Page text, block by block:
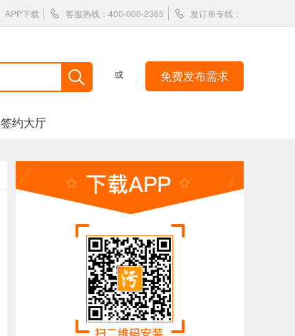
APP下载 客服热线：400-000-2365 发订单专线：
免费发布需求
或
签约大厅